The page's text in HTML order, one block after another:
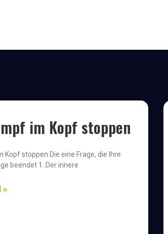
im Kopf stoppen
Kopf stoppen Die eine Frage, die Ihre
beendet 1. Der innere
»